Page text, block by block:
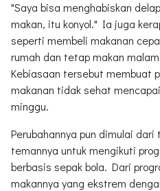
"Saya bisa menghabiskan
makan, itu konyol." Ia juga
seperti membeli makanan
rumah dan tetap makan
Kebiasaan tersebut membuat
makanan tidak sehat
minggu.
Perubahannya pun dimulai
temannya untuk mengikuti
berbasis sepak bola. Dari
makannya yang ekstrem